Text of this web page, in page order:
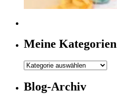
Meine Kategorien
Meine
Blog-Archiv